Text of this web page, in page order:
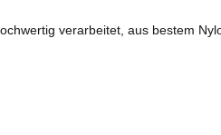
verarbeitet, aus bestem